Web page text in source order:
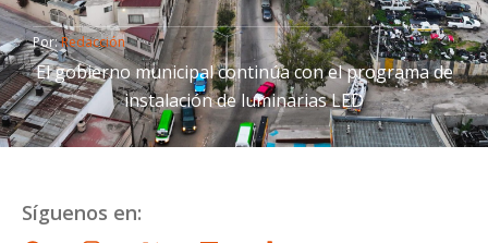
Por: Redacción
El gobierno municipal continúa con el programa de
instalación de luminarias LED
Síguenos en: